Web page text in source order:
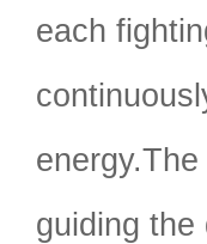
each
guiding the